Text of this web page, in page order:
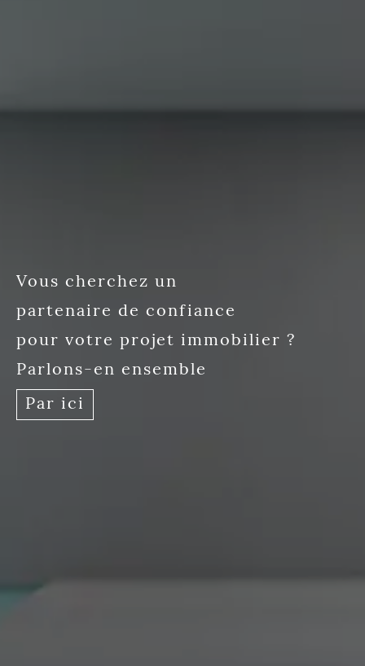
Vous cherchez un
partenaire de confiance
pour votre projet immobilier ?
Parlons-en ensemble
Par ici